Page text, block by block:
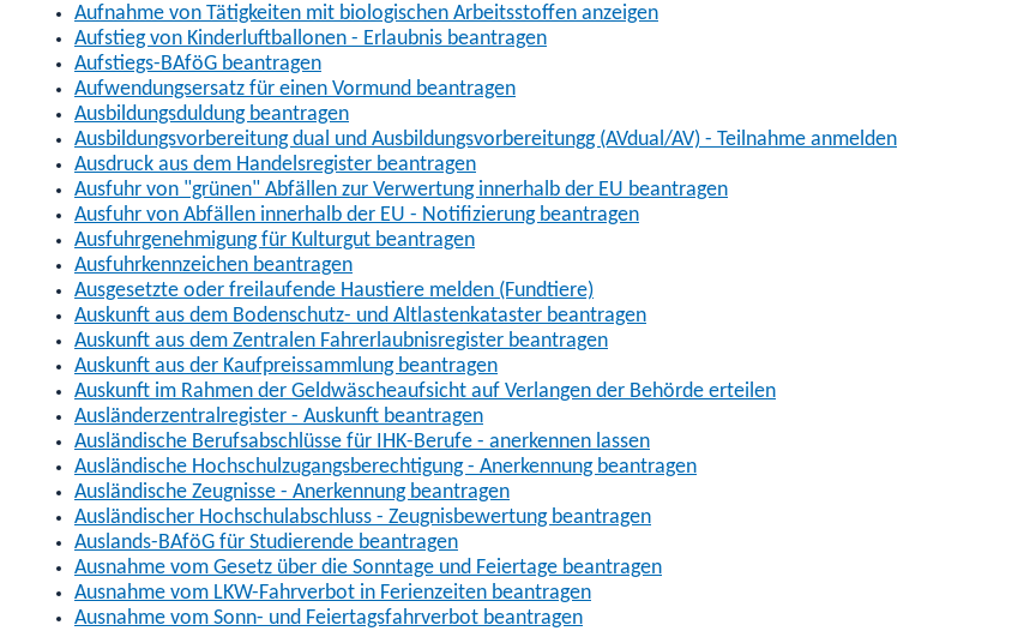
Aufnahme von Tätigkeiten mit biologischen Arbeitsstoffen anzeigen
Aufstieg von Kinderluftballonen - Erlaubnis beantragen
Aufstiegs-BAföG beantragen
Aufwendungsersatz für einen Vormund beantragen
Ausbildungsduldung beantragen
Ausbildungsvorbereitung dual und Ausbildungsvorbereitungg (AVdual/AV) - Teilnahme anmelden
Ausdruck aus dem Handelsregister beantragen
Ausfuhr von "grünen" Abfällen zur Verwertung innerhalb der EU beantragen
Ausfuhr von Abfällen innerhalb der EU - Notifizierung beantragen
Ausfuhrgenehmigung für Kulturgut beantragen
Ausfuhrkennzeichen beantragen
Ausgesetzte oder freilaufende Haustiere melden (Fundtiere)
Auskunft aus dem Bodenschutz- und Altlastenkataster beantragen
Auskunft aus dem Zentralen Fahrerlaubnisregister beantragen
Auskunft aus der Kaufpreissammlung beantragen
Auskunft im Rahmen der Geldwäscheaufsicht auf Verlangen der Behörde erteilen
Ausländerzentralregister - Auskunft beantragen
Ausländische Berufsabschlüsse für IHK-Berufe - anerkennen lassen
Ausländische Hochschulzugangsberechtigung - Anerkennung beantragen
Ausländische Zeugnisse - Anerkennung beantragen
Ausländischer Hochschulabschluss - Zeugnisbewertung beantragen
Auslands-BAföG für Studierende beantragen
Ausnahme vom Gesetz über die Sonntage und Feiertage beantragen
Ausnahme vom LKW-Fahrverbot in Ferienzeiten beantragen
Ausnahme vom Sonn- und Feiertagsfahrverbot beantragen